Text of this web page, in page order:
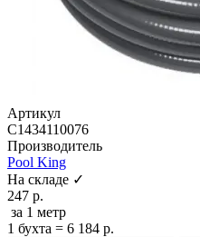
Артикул
C1434110076
Производитель
Pool King
На складе ✓
247 р.
за 1 метр
1 бухта = 6 184 р.